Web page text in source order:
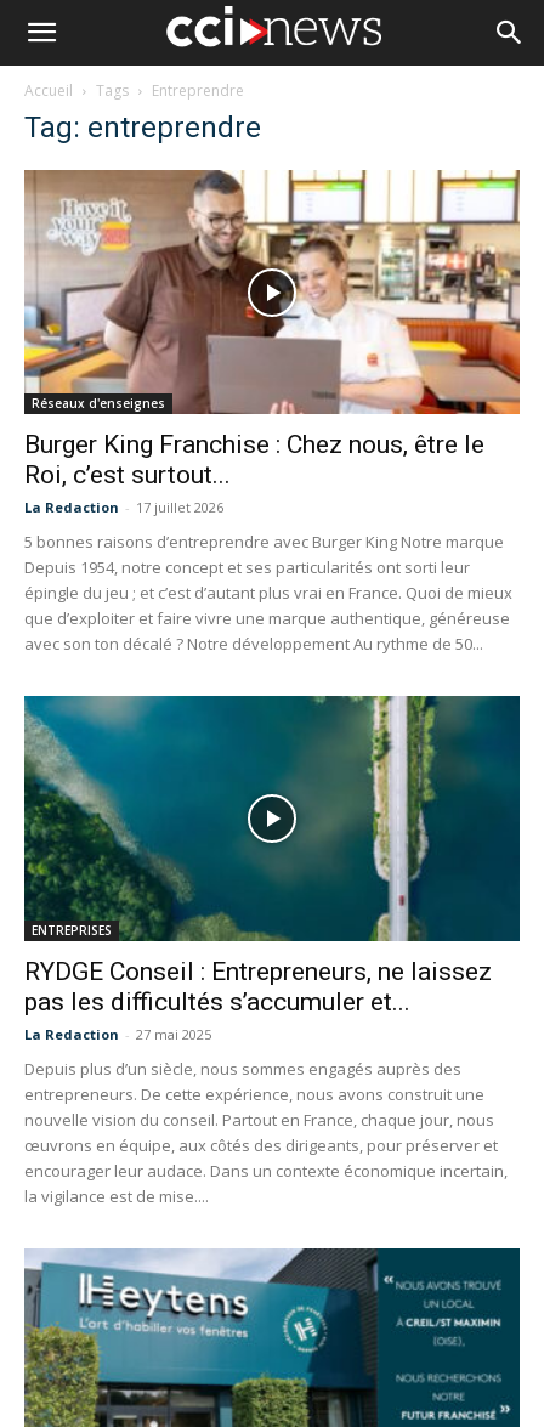
Accueil Tags Entreprendre
Tag: entreprendre
Réseaux d'enseignes
Burger King Franchise : Chez nous, être le
Roi, c’est surtout...
La Redaction - 17 juillet 2026
5 bonnes raisons d’entreprendre avec Burger King Notre marque
Depuis 1954, notre concept et ses particularités ont sorti leur
épingle du jeu ; et c’est d’autant plus vrai en France. Quoi de mieux
que d’exploiter et faire vivre une marque authentique, généreuse
avec son ton décalé ? Notre développement Au rythme de 50...
ENTREPRISES
RYDGE Conseil : Entrepreneurs, ne laissez
pas les difficultés s’accumuler et...
La Redaction - 27 mai 2025
Depuis plus d’un siècle, nous sommes engagés auprès des
entrepreneurs. De cette expérience, nous avons construit une
nouvelle vision du conseil. Partout en France, chaque jour, nous
œuvrons en équipe, aux côtés des dirigeants, pour préserver et
encourager leur audace. Dans un contexte économique incertain,
la vigilance est de mise....